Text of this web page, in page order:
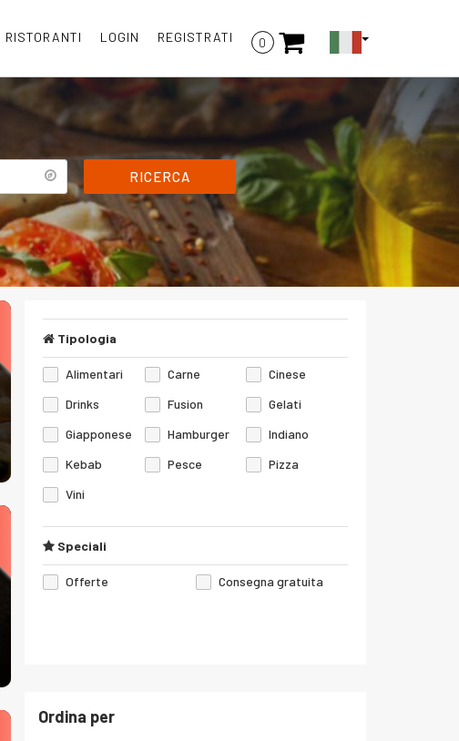
RISTORANTI LOGIN REGISTRATI 0
RICERCA
Tipologia
Alimentari Carne
Cinese
Drinks
Fusion
Gelati
Giapponese
Hamburger
Indiano
Kebab
Pesce
Pizza
Vini
Speciali
Offerte Consegna gratuita
Ordina per